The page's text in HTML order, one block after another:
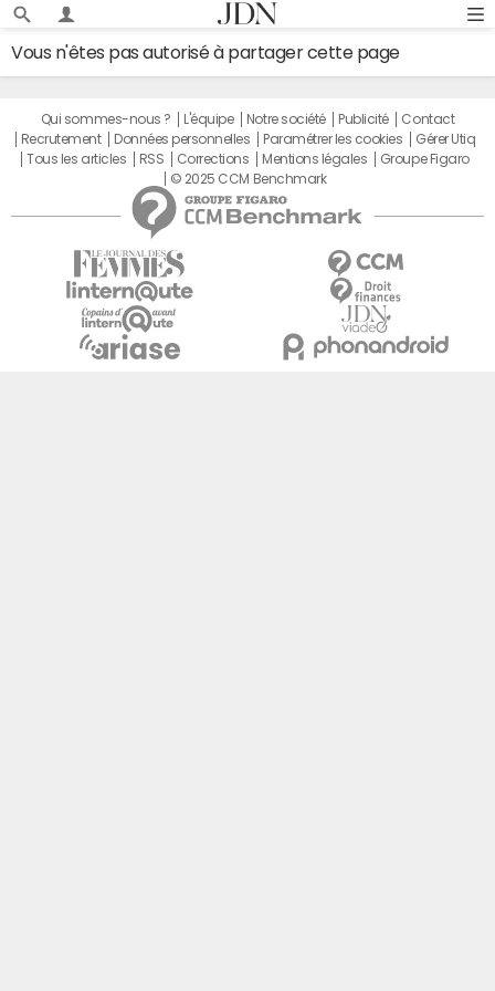
Vous n'êtes pas autorisé à partager cette page
Qui sommes-nous ? L'équipe Notre société Publicité
Contact
Recrutement
Données personnelles Paramétrer les cookies
Gérer Utiq
Tous les articles
RSS Corrections Mentions légales
Groupe Figaro
© 2025 CCM Benchmark